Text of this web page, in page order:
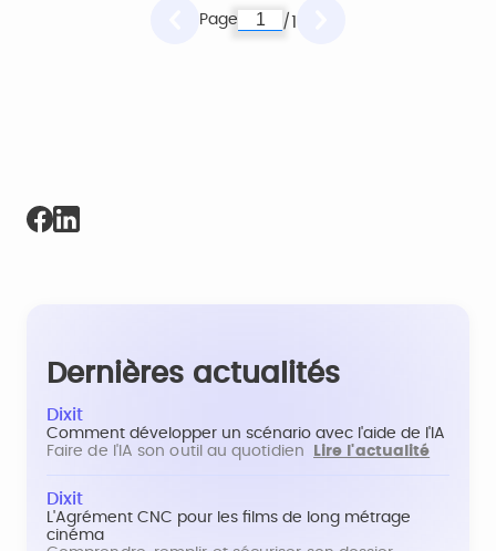
Page / 1
Dernières actualités
Dixit
Comment développer un scénario avec l'aide de l'IA
Faire de l'IA son outil au quotidien
Lire l'actualité
Dixit
L'Agrément CNC pour les films de long métrage
cinéma